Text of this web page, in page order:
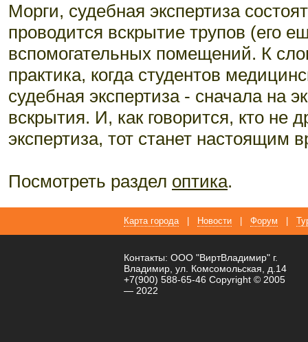
Морги, судебная экспертиза
проводится вскрытие трупов (его
вспомогательных помещений. К
практика, когда студентов
судебная экспертиза - сначала на
вскрытия. И, как говорится, кто не
экспертиза, тот станет настоящим
Посмотреть раздел оптика.
Карта города Новости Форум
Контакты: ООО "ВиртВладимир" г.
Владимир, ул. Комсомольская, д.14
+7(900) 588-65-46 Copyright © 2005
— 2022